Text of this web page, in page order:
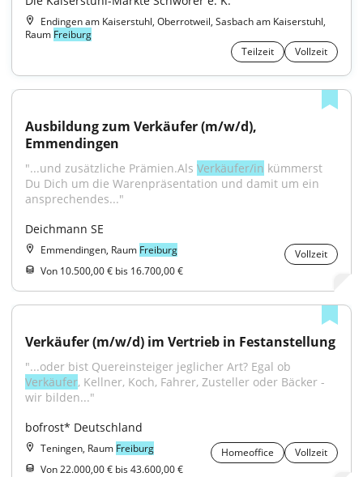
Endingen am Kaiserstuhl, Oberrotweil, Sasbach am Kaiserstuhl,
Raum Freiburg
Teilzeit
Vollzeit
Ausbildung zum Verkäufer (m/w/d),
Emmendingen
"...und zusätzliche Prämien.Als Verkäufer/in kümmerst
Du Dich um die Warenpräsentation und damit um ein
ansprechendes..."
Deichmann SE
Emmendingen, Raum Freiburg
Vollzeit
Von 10.500,00 € bis 16.700,00 €
Verkäufer (m/w/d) im Vertrieb in Festanstellung
Verkäufer, Kellner, Koch, Fahrer, Zusteller oder Bäcker -
wir bilden..."
bofrost* Deutschland
Teningen, Raum Freiburg Homeoffice
Vollzeit
Von 22.000,00 € bis 43.600,00 €